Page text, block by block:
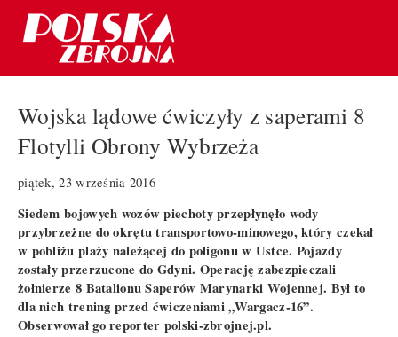
Wojska lądowe ćwiczyły z saperami 8
Flotylli Obrony Wybrzeża
piątek, 23 września 2016
Siedem bojowych wozów piechoty przepłynęło wody
przybrzeżne do okrętu transportowo-minowego, który czekał
w pobliżu plaży należącej do poligonu w Ustce. Pojazdy
zostały przerzucone do Gdyni. Operację zabezpieczali
żołnierze 8 Batalionu Saperów Marynarki Wojennej. Był to
dla nich trening przed ćwiczeniami „Wargacz-16”.
Obserwował go reporter polski-zbrojnej.pl.